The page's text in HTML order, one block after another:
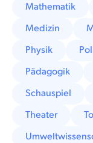
Mathematik
Medizin
Physik
Pädagogik
Schauspiel
Theater